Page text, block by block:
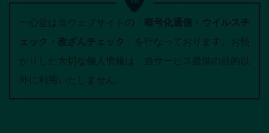
一心堂は当ウェブサイトの「
暗号化通信・ウイルスチ
ェック・改ざんチェック
」を行なっております。お預
かりした大切な個人情報は、当サービス提供の目的以
外に利用いたしません。